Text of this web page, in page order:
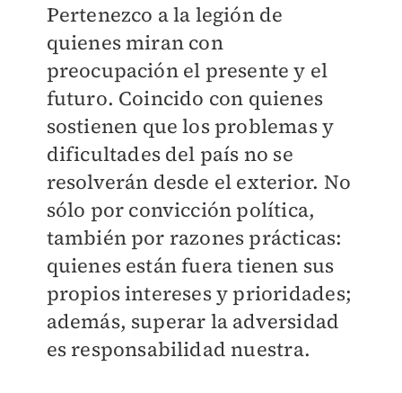
Pertenezco a la legión de
quienes miran con
preocupación el presente y el
futuro. Coincido con quienes
sostienen que los problemas y
dificultades del país no se
resolverán desde el exterior. No
sólo por convicción política,
también por razones prácticas:
quienes están fuera tienen sus
propios intereses y prioridades;
además, superar la adversidad
es responsabilidad nuestra.